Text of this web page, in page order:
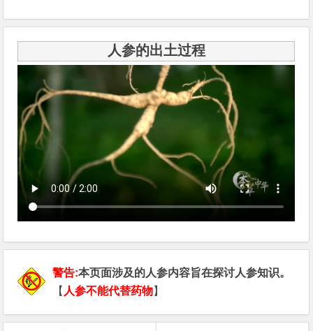
人参的出土过程
警告:本页面涉及的人参内容旨在探讨人参知识。
【 人参不能代替药物】